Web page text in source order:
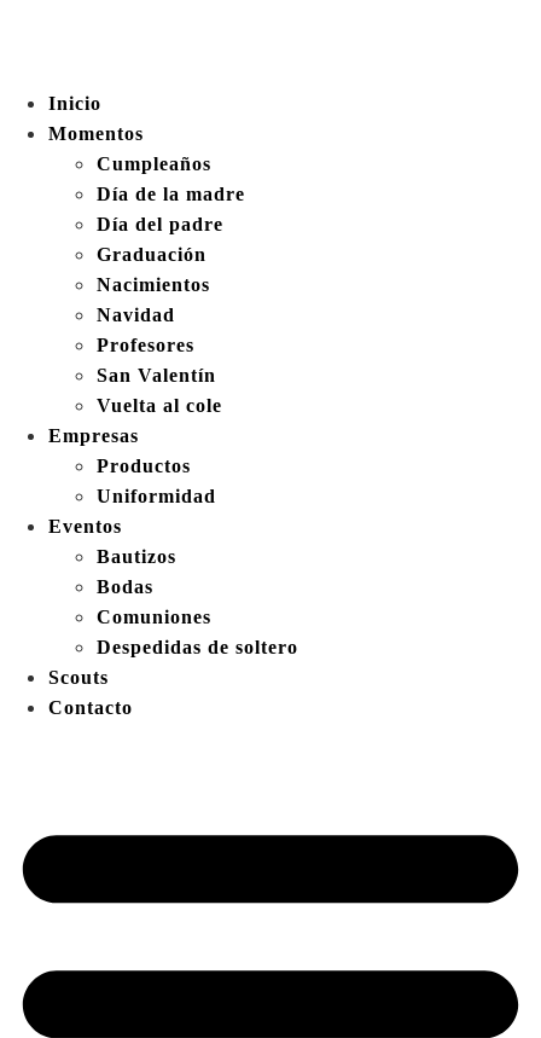
Inicio
Momentos
Cumpleaños
Día de la madre
Día del padre
Graduación
Nacimientos
Navidad
Profesores
San Valentín
Vuelta al cole
Empresas
Productos
Uniformidad
Eventos
Bautizos
Bodas
Comuniones
Despedidas de soltero
Scouts
Contacto